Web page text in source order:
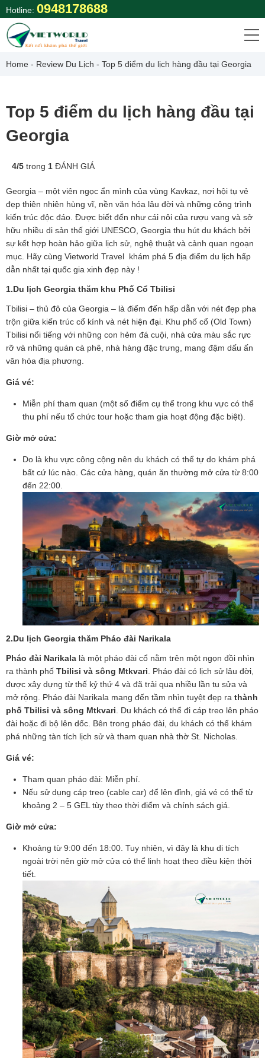
Skip
to
content
Hotline: 0948178688
Home - Review Du Lịch - Top 5 điểm du lịch hàng đầu tại Georgia
Top 5 điểm du lịch hàng đầu tại
Georgia
4/5 trong 1 ĐÁNH GIÁ
Georgia – một viên ngọc ẩn mình của vùng Kavkaz, nơi hội tụ vẻ
đẹp thiên nhiên hùng vĩ, nền văn hóa lâu đời và những công trình
kiến trúc độc đáo. Được biết đến như cái nôi của rượu vang và sở
hữu nhiều di sản thế giới UNESCO, Georgia thu hút du khách bởi
sự kết hợp hoàn hảo giữa lịch sử, nghệ thuật và cảnh quan ngoạn
mục. Hãy cùng Vietworld Travel khám phá 5 địa điểm du lịch hấp
dẫn nhất tại quốc gia xinh đẹp này !
1.Du lịch Georgia thăm khu Phố Cổ Tbilisi
Tbilisi – thủ đô của Georgia – là điểm đến hấp dẫn với nét đẹp pha
trộn giữa kiến trúc cổ kính và nét hiện đại. Khu phố cổ (Old Town)
Tbilisi nổi tiếng với những con hẻm đá cuội, nhà cửa màu sắc rực
rỡ và những quán cà phê, nhà hàng đặc trưng, mang đậm dấu ấn
văn hóa địa phương.
Giá vé:
Miễn phí tham quan (một số điểm cụ thể trong khu vực có thể
thu phí nếu tổ chức tour hoặc tham gia hoạt động đặc biệt).
Giờ mở cửa:
Do là khu vực công cộng nên du khách có thể tự do khám phá
bất cứ lúc nào. Các cửa hàng, quán ăn thường mở cửa từ 8:00
đến 22:00.
2.Du lịch Georgia thăm Pháo đài Narikala
Pháo đài Narikala là một pháo đài cổ nằm trên một ngọn đồi nhìn
ra thành phố Tbilisi và sông Mtkvari . Pháo đài có lịch sử lâu đời,
được xây dựng từ thế kỷ thứ 4 và đã trải qua nhiều lần tu sửa và
mở rộng. Pháo đài Narikala mang đến tầm nhìn tuyệt đẹp ra thành
phố Tbilisi và sông Mtkvari . Du khách có thể đi cáp treo lên pháo
đài hoặc đi bộ lên dốc. Bên trong pháo đài, du khách có thể khám
phá những tàn tích lịch sử và tham quan nhà thờ St. Nicholas.
Giá vé:
Tham quan pháo đài: Miễn phí.
Nếu sử dụng cáp treo (cable car) để lên đỉnh, giá vé có thể từ
khoảng 2 – 5 GEL tùy theo thời điểm và chính sách giá.
Giờ mở cửa:
Khoảng từ 9:00 đến 18:00. Tuy nhiên, vì đây là khu di tích
ngoài trời nên giờ mở cửa có thể linh hoạt theo điều kiện thời
tiết.